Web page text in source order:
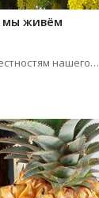
мы живём
нашего…